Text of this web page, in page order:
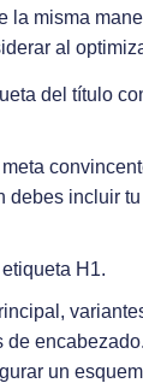
misma
al
del título
debes incluir
H1.
un